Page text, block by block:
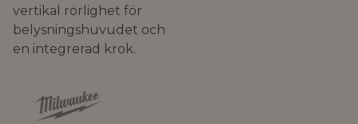
vertikal rörlighet för
belysningshuvudet och
en integrerad krok.